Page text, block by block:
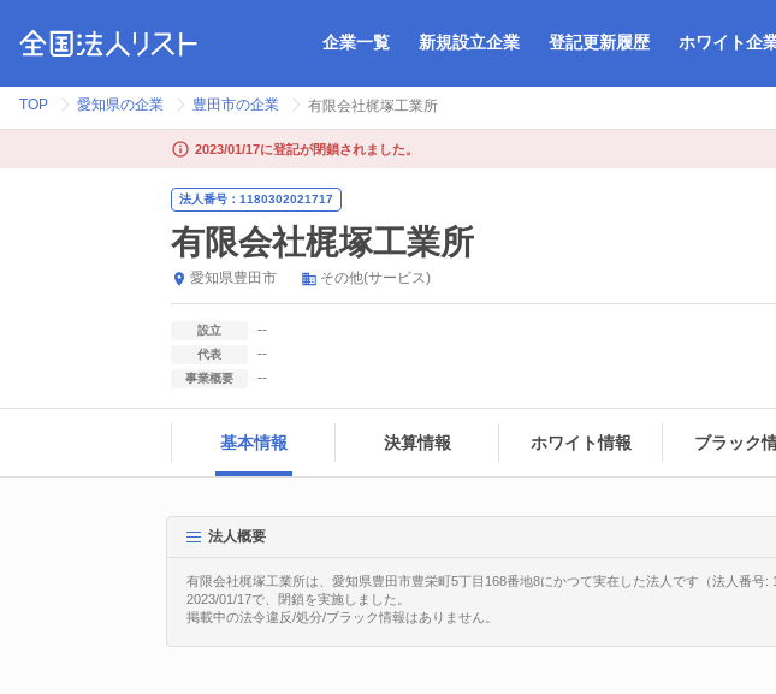
企業一覧 新規設立企業 登記更新履歴 ホワイト企
TOP 愛知県の企業 豊田市の企業 有限会社梶塚工業所
2023/01/17に登記が閉鎖されました。
法人番号：1180302021717
有限会社梶塚工業所
愛知県豊田市 その他(サービス)
設立 --
代表 --
事業概要 --
基本情報 決算情報 ホワイト情報 ブラック
法人概要
有限会社梶塚工業所は、愛知県豊田市豊栄町5丁目168番地8にかつて実在した法人です（法人番号:
2023/01/17で、閉鎖を実施しました。
掲載中の法令違反/処分/ブラック情報はありません。